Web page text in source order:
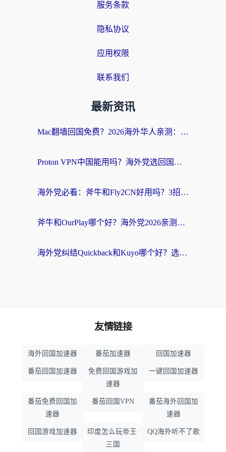
服务条款
隐私协议
应用权限
联系我们
最新资讯
Mac翻墙回国免费？2026海外华人亲测：从CCTV5直播到国内APP，这样选加速器才靠谱
Proton VPN中国能用吗？海外党选回国加速器的避坑指南（附番茄加速器实测）
海外党必看：斧牛和Fly2CN好用吗？3招教你选对回国加速器（附免费试用攻略）
斧牛和OurPlay哪个好？海外党2026亲测：选对加速器，国内资源秒加载
海外党纠结Quickback和Kuyo哪个好？选对回国加速器才能无缝刷国内资源
友情链接
海外回国加速器 番茄加速器 回国加速器
番茄回国加速器
免费回国游戏加
速器
一键回国加速器
番茄免费回国加
速器
番茄回国VPN
番茄海外回国加
速器
回国游戏加速器
印度怎么玩帝王·
三国
QQ海外听不了歌